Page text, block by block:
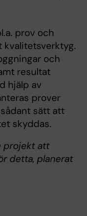
prov och
kvalitetsverktyg.
och
resultat
hjälp av
prover
sätt att
skyddas.
projekt att
detta, planerat